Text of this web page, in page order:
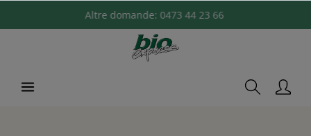
Altre domande: 0473 44 23 66